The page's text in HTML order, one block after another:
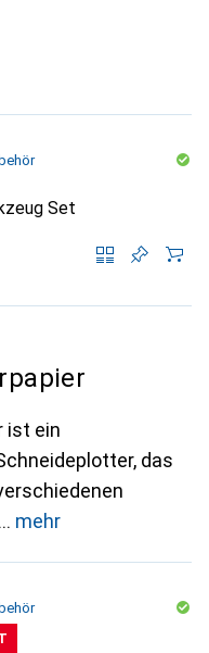
Set
ist ein
das
mehr